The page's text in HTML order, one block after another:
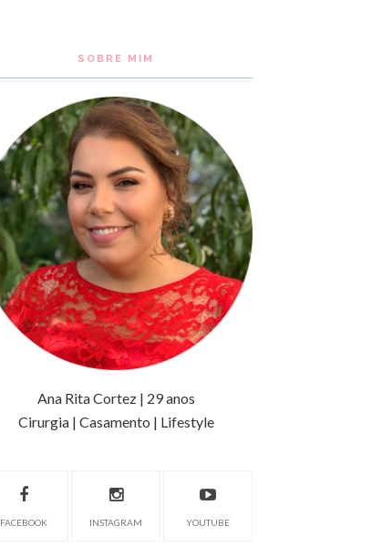
SOBRE MIM
Ana Rita Cortez | 29 anos
Cirurgia | Casamento | Lifestyle
FACEBOOK INSTAGRAM YOUTUBE